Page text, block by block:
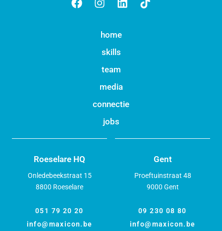
home
skills
team
media
connectie
jobs
Roeselare HQ
Onledebeekstraat 15
8800 Roeselare
051 79 20 20
info@maxicon.be
Gent
Proeftuinstraat 48
9000 Gent
09 230 08 80
info@maxicon.be